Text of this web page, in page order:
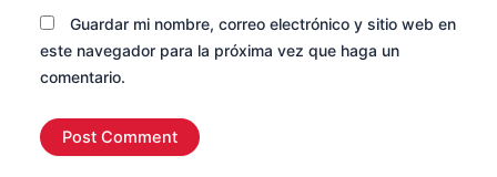
Guardar mi nombre, correo electrónico y sitio web en
este navegador para la próxima vez que haga un
comentario.